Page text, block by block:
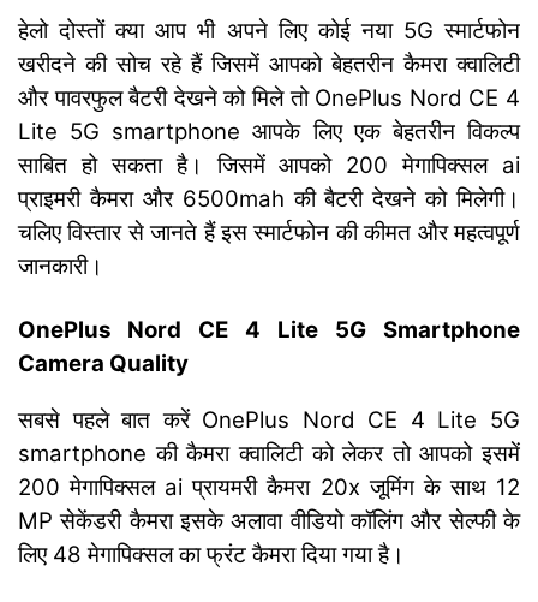
हेलो दोस्तों क्या आप भी अपने लिए कोई नया 5G स्मार्टफोन
खरीदने की सोच रहे हैं जिसमें आपको बेहतरीन कैमरा क्वालिटी
और पावरफुल बैटरी देखने को मिले तो OnePlus Nord CE 4
Lite 5G smartphone आपके लिए एक बेहतरीन विकल्प
साबित हो सकता है। जिसमें आपको 200 मेगापिक्सल ai
प्राइमरी कैमरा और 6500mah की बैटरी देखने को मिलेगी।
चलिए विस्तार से जानते हैं इस स्मार्टफोन की कीमत और महत्वपूर्ण
जानकारी।
OnePlus Nord CE 4 Lite 5G Smartphone
Camera Quality
सबसे पहले बात करें OnePlus Nord CE 4 Lite 5G
smartphone की कैमरा क्वालिटी को लेकर तो आपको इसमें
200 मेगापिक्सल ai प्रायमरी कैमरा 20x जूमिंग के साथ 12
MP सेकेंडरी कैमरा इसके अलावा वीडियो कॉलिंग और सेल्फी के
लिए 48 मेगापिक्सल का फ्रंट कैमरा दिया गया है।